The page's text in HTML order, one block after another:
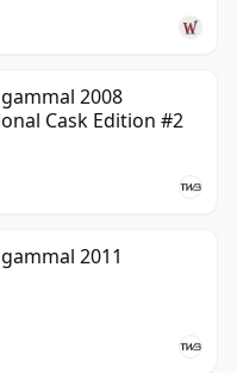
2008
Cask Edition #2
2011